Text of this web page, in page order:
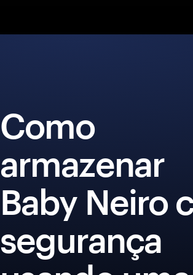
Como
armazenar
Baby Neiro
segurança